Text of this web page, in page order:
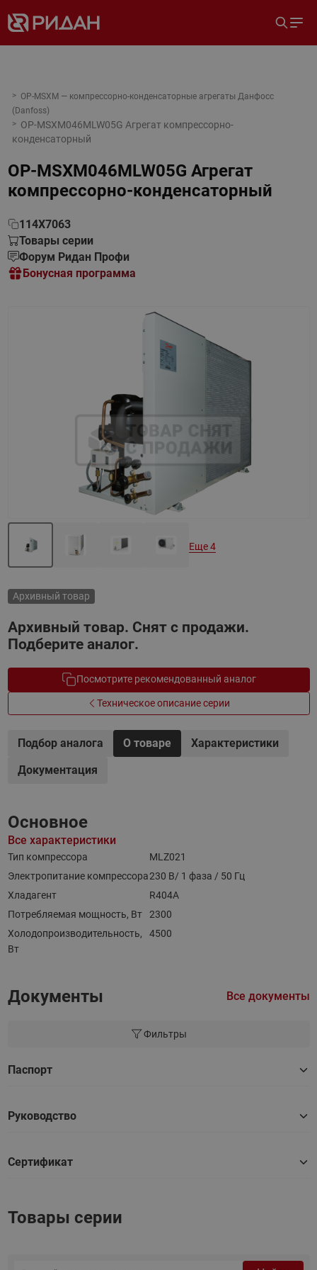
OP-MSXM — компрессорно-конденсаторные агрегаты Данфосс
(Danfoss)
OP-MSXM046MLW05G Агрегат компрессорно-
конденсаторный
OP-MSXM046MLW05G Агрегат
компрессорно-конденсаторный
114X7063
Товары серии
Форум Ридан Профи
Бонусная программа
Архивный товар
Архивный товар. Снят с продажи.
Подберите аналог.
Посмотрите рекомендованный аналог
Техническое описание серии
Еще 4
Подбор аналога О товаре
Характеристики
Документация
Основное
Все характеристики
Тип компрессора
MLZ021
Электропитание компрессора230 В/ 1 фаза / 50 Гц
Хладагент
R404A
Потребляемая мощность, Вт
2300
Холодопроизводительность,
Вт
4500
Документы Все документы
Фильтры
Паспорт
Руководство
Сертификат
Товары серии